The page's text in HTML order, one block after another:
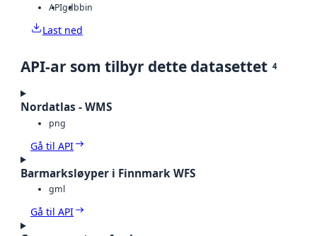
APIgdbbin
Last ned
API-ar som tilbyr dette datasettet 4
Nordatlas - WMS
png
Gå til API
Barmarksløyper i Finnmark WFS
gml
Gå til API